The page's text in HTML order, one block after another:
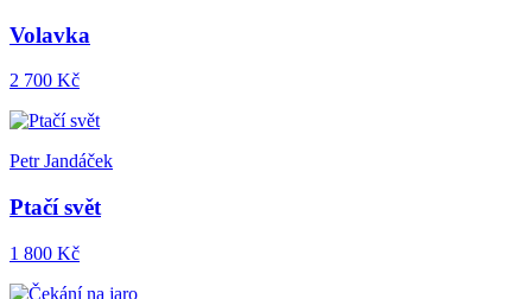
Volavka
2 700 Kč
Petr Jandáček
Ptačí svět
1 800 Kč